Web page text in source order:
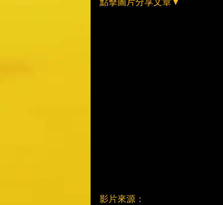
影片來源：